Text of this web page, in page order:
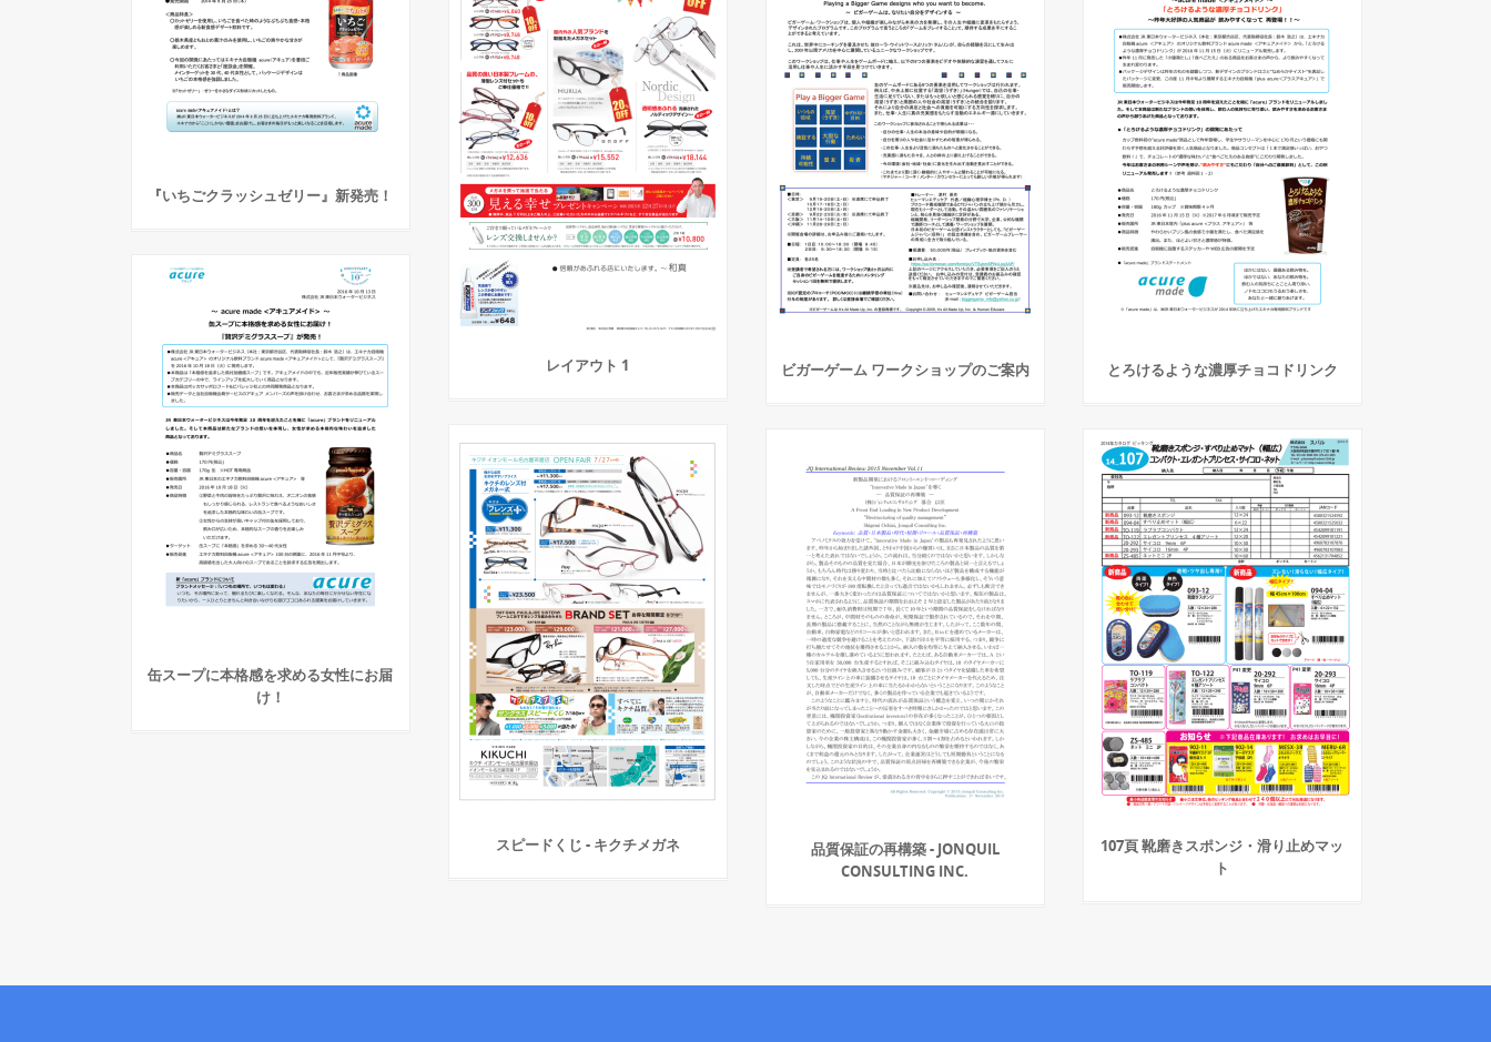
『いちごクラッシュゼリー』新発売！
レイアウト 1 ビガーゲーム ワークショップのご案内 とろけるような濃厚チョコドリンク
缶スープに本格感を求める女性にお届
け！
スピードくじ - キクチメガネ
品質保証の再構築 - JONQUIL
CONSULTING INC.
107頁 靴磨きスポンジ・滑り止めマッ
ト